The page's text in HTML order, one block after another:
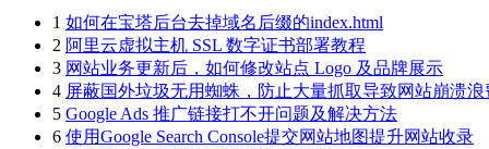
1 如何在宝塔后台去掉域名后缀的index.html
2 阿里云虚拟主机 SSL 数字证书部署教程
3 网站业务更新后，如何修改站点 Logo 及品牌展示
4 屏蔽国外垃圾无用蜘蛛，防止大量抓取导致网站崩溃浪
5 Google Ads 推广链接打不开问题及解决方法
6 使用Google Search Console提交网站地图提升网站收录